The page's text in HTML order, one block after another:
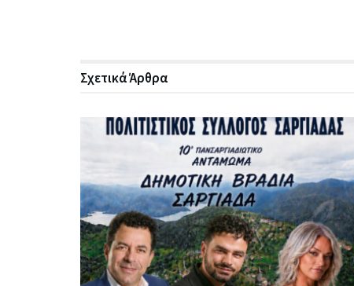
ΣχετικάΆρθρα